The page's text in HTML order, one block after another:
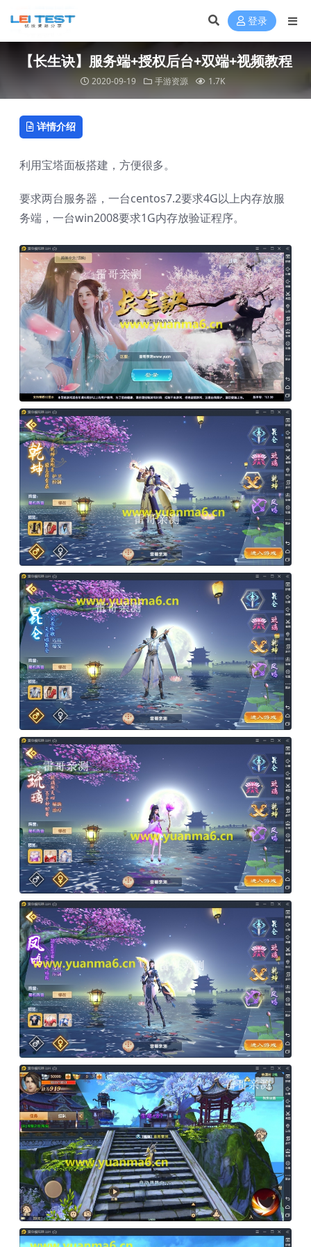
登录
【长生诀】服务端+授权后台+双端+视频教程
2020-09-19 手游资源 1.7K
详情介绍
利用宝塔面板搭建，方便很多。
要求两台服务器，一台centos7.2要求4G以上内存放服
务端，一台win2008要求1G内存放验证程序。